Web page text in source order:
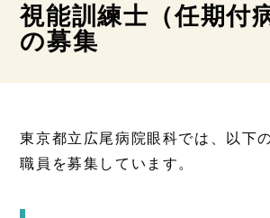
視能訓練士（任期付
の募集
東京都立広尾病院眼科では、以下
職員を募集しています。